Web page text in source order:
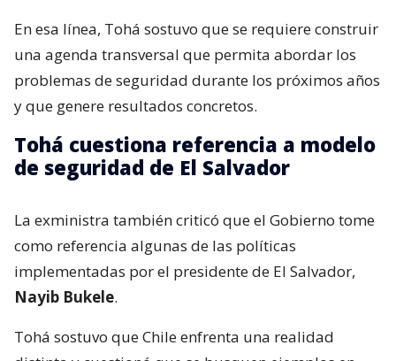
En esa línea, Tohá sostuvo que se requiere construir
una agenda transversal que permita abordar los
problemas de seguridad durante los próximos años
y que genere resultados concretos.
Tohá cuestiona referencia a modelo
de seguridad de El Salvador
La exministra también criticó que el Gobierno tome
como referencia algunas de las políticas
implementadas por el presidente de El Salvador,
Nayib Bukele.
Tohá sostuvo que Chile enfrenta una realidad